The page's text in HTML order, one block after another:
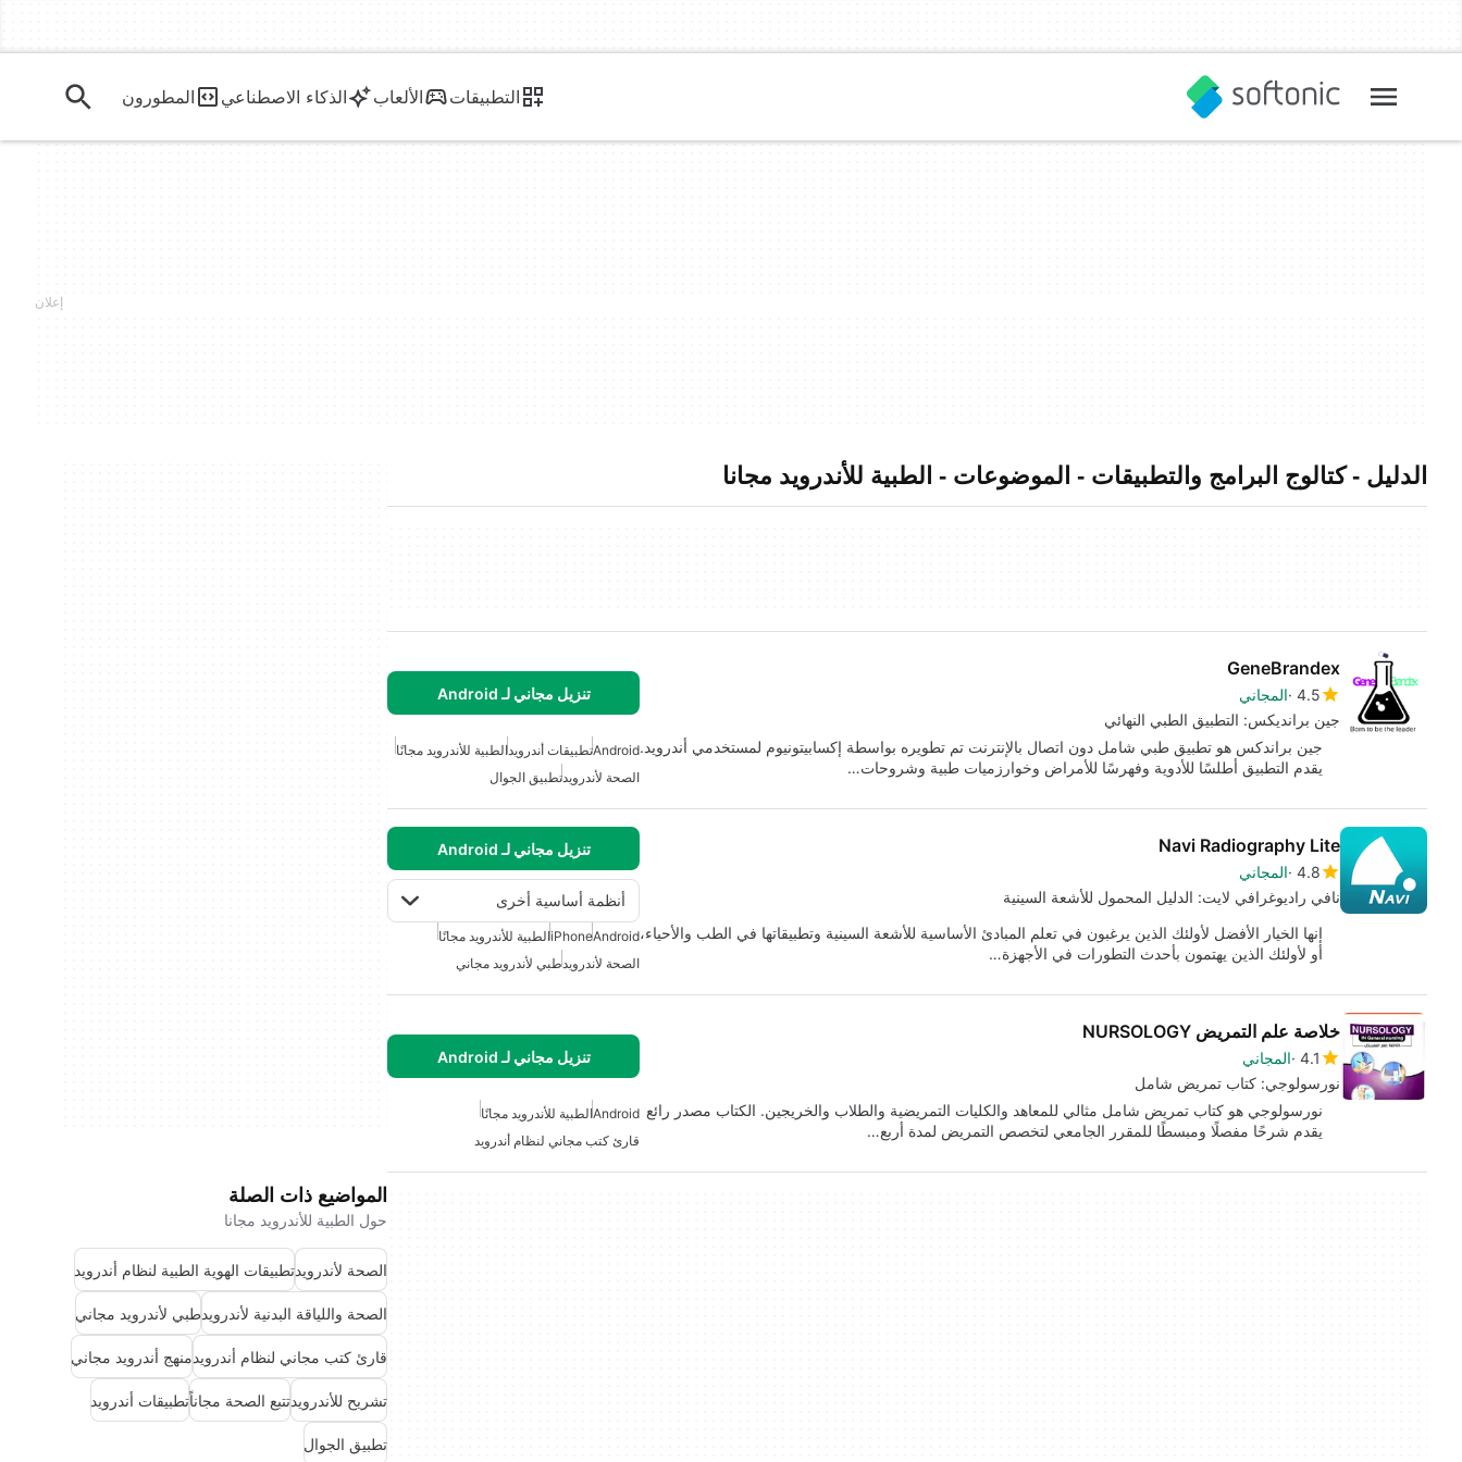
التطبيقات الألعاب الذكاء الاصطناعي المطورون
الدليل - كتالوج البرامج والتطبيقات - الموضوعات - الطبية للأندرويد مجانا
GeneBrandex
4.5 المجاني
جين برانديكس: التطبيق الطبي النهائي
تنزيل مجاني لـ Android
جين براندكس هو تطبيق طبي شامل دون اتصال بالإنترنت تم تطويره بواسطة إكسابيتونيوم لمستخدمي أندرويد.
يقدم التطبيق أطلسًا للأدوية وفهرسًا للأمراض وخوارزميات طبية وشروحات…
Androidتطبيقات أندرويدالطبية للأندرويد مجانًا
الصحة لأندرويدتطبيق الجوال
Navi Radiography Lite
4.8 المجاني
نافي راديوغرافي لايت: الدليل المحمول للأشعة السينية
تنزيل مجاني لـ Android
أنظمة أساسية أخرى
إنها الخيار الأفضل لأولئك الذين يرغبون في تعلم المبادئ الأساسية للأشعة السينية وتطبيقاتها في الطب والأحياء،
أو لأولئك الذين يهتمون بأحدث التطورات في الأجهزة…
Android
iPhoneالطبية للأندرويد مجانًا
الصحة لأندرويدطبي لأندرويد مجاني
خلاصة علم التمريض NURSOLOGY
4.1 المجاني
نورسولوجي: كتاب تمريض شامل
تنزيل مجاني لـ Android
نورسولوجي هو كتاب تمريض شامل مثالي للمعاهد والكليات التمريضية والطلاب والخريجين. الكتاب مصدر رائع
يقدم شرحًا مفصلًا ومبسطًا للمقرر الجامعي لتخصص التمريض لمدة أربع…
Androidالطبية للأندرويد مجانًا
قارئ كتب مجاني لنظام أندرويد
المواضيع ذات الصلة
حول الطبية للأندرويد مجانا
الصحة لأندرويدتطبيقات الهوية الطبية لنظام أندرويد
الصحة واللياقة البدنية لأندرويدطبي لأندرويد مجاني
قارئ كتب مجاني لنظام أندرويدمنهج أندرويد مجاني
تشريح للأندرويدتتبع الصحة مجاناًتطبيقات أندرويد
تطبيق الجوال